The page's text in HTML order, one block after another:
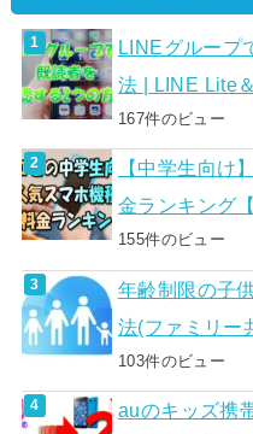
LINEグループ
法 | LINE Lite
167件のビュー
【中学生向け
金ランキング
155件のビュー
年齢制限の子
法(ファミリー
103件のビュー
auのキッズ携